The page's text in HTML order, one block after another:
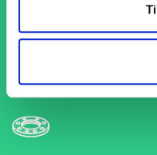
Med hurtig levering på
projekter aldrig bliver
præcist og til tiden, så